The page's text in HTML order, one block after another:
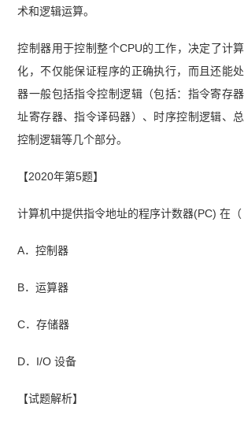
术和逻辑运算。
控制器用于控制整个CPU的工作，决定了计
化，不仅能保证程序的正确执行，而且还能
器一般包括指令控制逻辑（包括：指令寄存
址寄存器、指令译码器）、时序控制逻辑、
控制逻辑等几个部分。
【2020年第5题】
计算机中提供指令地址的程序计数器(PC) 在（
A．控制器
B．运算器
C．存储器
D．I/O 设备
【试题解析】